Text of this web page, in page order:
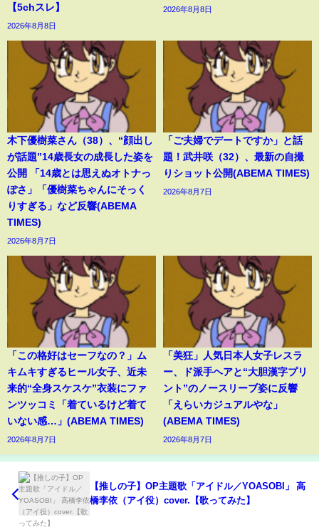
【5chスレ】
2026年8月8日
2026年8月8日
木下優樹菜さん（38）、“顔出し
が話題”14歳長女の成長した姿を
公開 「14歳とは思えぬオトナっ
ぽさ」「優樹菜ちゃんにそっく
りすぎる」など反響(ABEMA
TIMES)
2026年8月7日
「ご夫婦でデートですか」と話
題！武井咲（32）、最新の自撮
りショット公開(ABEMA TIMES)
2026年8月7日
「この格好はセーフなの？」ム
キムキすぎるヒール女子、近未
来的“全身スケスケ”衣装にファ
ンツッコミ「着ているけど着て
いない感…」(ABEMA TIMES)
2026年8月7日
「美狂」人気日本人女子レスラ
ー、ド派手ヘアと“大胆漢字プリ
ント”のノースリーブ姿に反響
「えらいカジュアルやな」
(ABEMA TIMES)
2026年8月7日
【推しの子】OP主題歌「アイドル／YOASOBI」 高
橋李依（アイ役）cover.【歌ってみた】